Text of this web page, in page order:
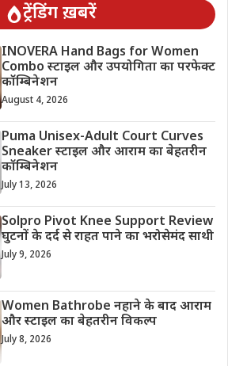
ट्रेंडिंग ख़बरें
INOVERA Hand Bags for Women
Combo स्टाइल और उपयोगिता का परफेक्ट
कॉम्बिनेशन
August 4, 2026
Puma Unisex-Adult Court Curves
Sneaker स्टाइल और आराम का बेहतरीन
कॉम्बिनेशन
July 13, 2026
Solpro Pivot Knee Support Review
घुटनों के दर्द से राहत पाने का भरोसेमंद साथी
July 9, 2026
Women Bathrobe नहाने के बाद आराम
और स्टाइल का बेहतरीन विकल्प
July 8, 2026